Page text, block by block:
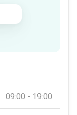
09:00 - 19:00